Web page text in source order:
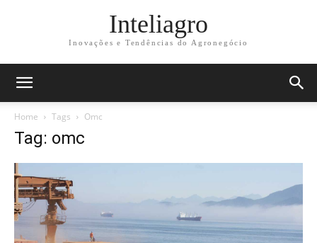
Inteliagro
Inovações e Tendências do Agronegócio
Home Tags Omc
Tag: omc